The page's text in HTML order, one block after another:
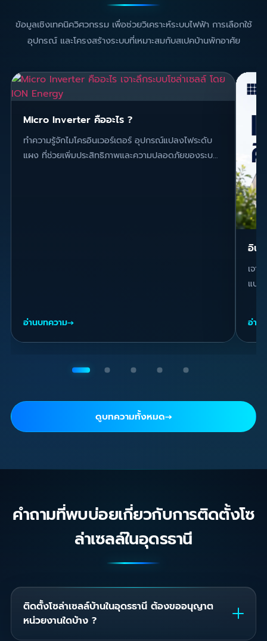
ข้อมูลเชิงเทคนิควิศวกรรม เพื่อช่วยวิเคราะห์ระบบไฟฟ้า การเลือกใช้
อุปกรณ์ และโครงสร้างระบบที่เหมาะสมกับสเปคบ้านพักอาศัย
Micro Inverter คืออะไร ?
ทำความรู้จักไมโครอินเวอร์เตอร์ อุปกรณ์แปลงไฟระดับ
แผง ที่ช่วยเพิ่มประสิทธิภาพและความปลอดภัยของระบบ
อ่านบทความ→
อินเ
เจา
แปล
อ่าน
ดูบทความทั้งหมด→
คำถามที่พบบ่อยเกี่ยวกับการติดตั้งโซ
ล่าเซลล์ในอุดรธานี
ติดตั้งโซล่าเซลล์บ้านในอุดรธานี ต้องขออนุญาต
หน่วยงานใดบ้าง ?